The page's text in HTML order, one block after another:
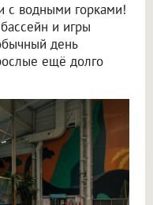
с водными горками!
и игры
день
ещё долго